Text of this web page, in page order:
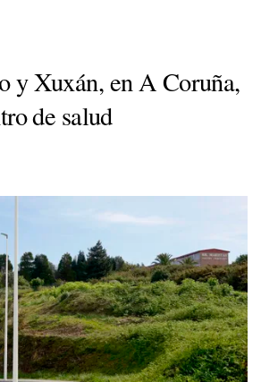
y Xuxán, en A Coruña,
de salud